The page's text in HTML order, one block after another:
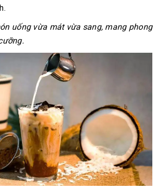
uống vừa mát vừa sang, mang phong